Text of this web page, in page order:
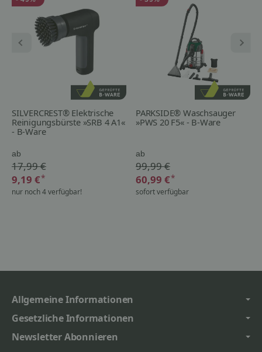
SILVERCREST® Elektrische
Reinigungsbürste »SRB 4 A1«
- B-Ware
ab
17,99 €
9,19 €*
nur noch 4 verfügbar!
PARKSIDE® Waschsauger
»PWS 20 F5« - B-Ware
ab
99,99 €
60,99 €*
sofort verfügbar
Allgemeine Informationen
Gesetzliche Informationen
Newsletter Abonnieren